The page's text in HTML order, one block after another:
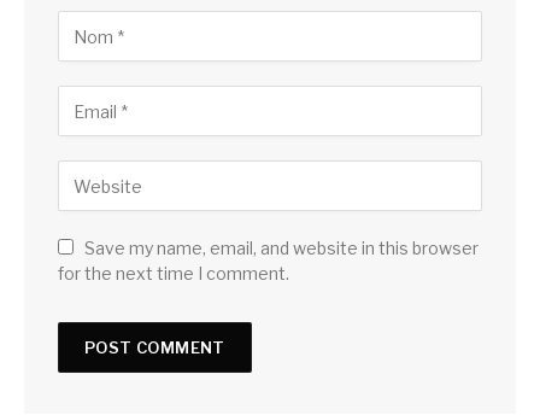
Save my name, email, and website in this browser
for the next time I comment.